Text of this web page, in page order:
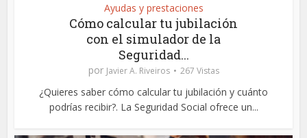
Ayudas y prestaciones
Cómo calcular tu jubilación
con el simulador de la
Seguridad...
por Javier A. Riveiros 267 Vistas
¿Quieres saber cómo calcular tu jubilación y cuánto
podrías recibir?. La Seguridad Social ofrece un...